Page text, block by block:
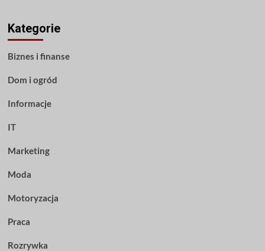
Kategorie
Biznes i finanse
Dom i ogród
Informacje
IT
Marketing
Moda
Motoryzacja
Praca
Rozrywka